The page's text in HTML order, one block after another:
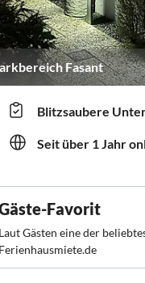
Fasant
Blitzsaubere
Seit über 1 Jahr
Favorit
Laut Gästen eine der
Ferienhausmiete.de